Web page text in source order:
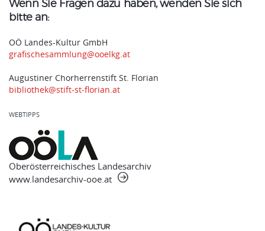
Wenn Sie Fragen dazu haben, wenden Sie sich
bitte an:
OÖ Landes-Kultur GmbH
grafischesammlung@ooelkg.at
Augustiner Chorherrenstift St. Florian
bibliothek@stift-st-florian.at
WEBTIPPS
Oberösterreichisches Landesarchiv
www.landesarchiv-ooe.at